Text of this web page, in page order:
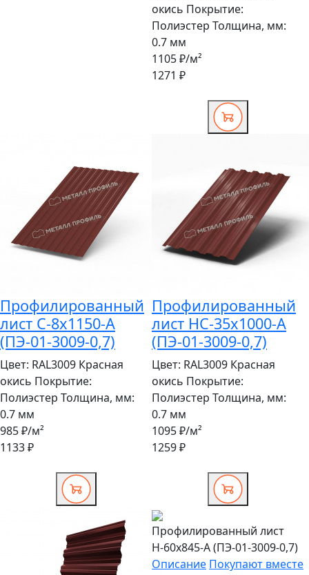
окись Покрытие:
Полиэстер Толщина, мм:
0.7 мм
1105 ₽/м²
1271 ₽
Профилированный
лист С-8x1150-A
(ПЭ-01-3009-0,7)
Цвет: RAL3009 Красная
окись Покрытие:
Полиэстер Толщина, мм:
0.7 мм
985 ₽/м²
1133 ₽
Профилированный
лист НС-35x1000-A
(ПЭ-01-3009-0,7)
Цвет: RAL3009 Красная
окись Покрытие:
Полиэстер Толщина, мм:
0.7 мм
1095 ₽/м²
1259 ₽
Профилированный лист
Н-60x845-A (ПЭ-01-3009-0,7)
Описание Покупают вместе